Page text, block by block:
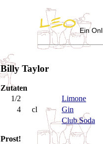
Ein
Billy Taylor
Zutaten
1/2
Limone
4
cl
Gin
Club Soda
Prost!